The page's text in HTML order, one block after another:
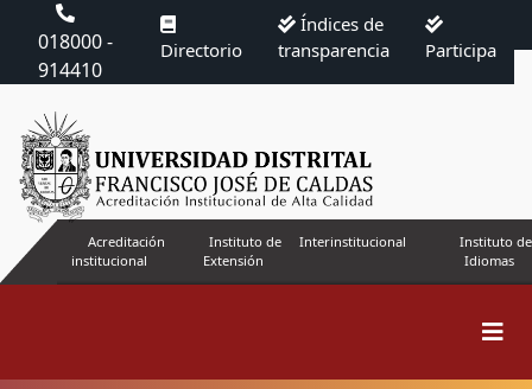
018000 -
914410
Directorio
Índices de
transparencia
Participa
Acreditación
institucional
Instituto de
Extensión
Interinstitucional
Instituto de
Idiomas